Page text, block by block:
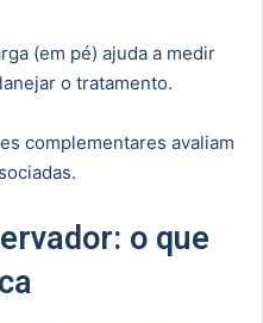
(em pé) ajuda a medir
o tratamento.
complementares avaliam
o que